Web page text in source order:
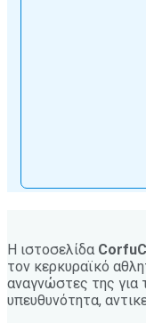
Η ιστοσελίδα
τον κερκυραϊκό
αναγνώστες της για
υπευθυνότητα,